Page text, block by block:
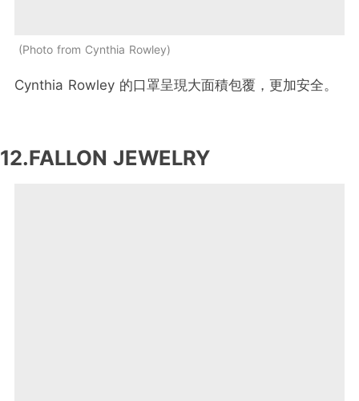
Photo from Cynthia Rowley
Cynthia Rowley 的口罩呈現大面積包覆，更加安全。
12.FALLON JEWELRY